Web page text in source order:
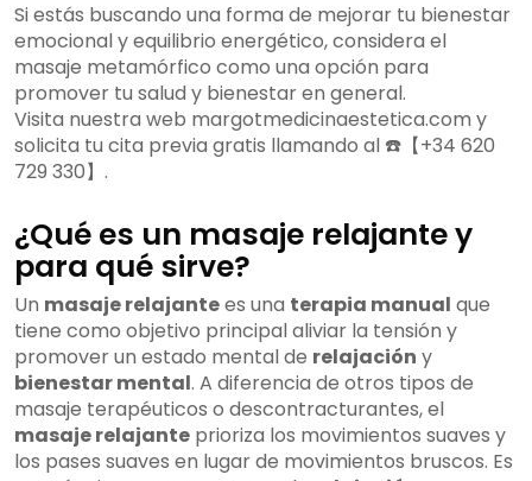
Si estás buscando una forma de mejorar tu bienestar
emocional y equilibrio energético, considera el
masaje metamórfico como una opción para
promover tu salud y bienestar en general.
Visita nuestra web margotmedicinaestetica.com y
solicita tu cita previa gratis llamando al ☎️【+34 620
729 330】.
¿Qué es un masaje relajante y
para qué sirve?
Un masaje relajantees una terapia manual que
tiene como objetivo principal aliviar la tensión y
promover un estado mental de relajación y
bienestar mental. A diferencia de otros tipos de
masaje terapéuticos o descontracturantes, el
masaje relajante prioriza los movimientos suaves y
los pases suaves en lugar de movimientos bruscos. Es